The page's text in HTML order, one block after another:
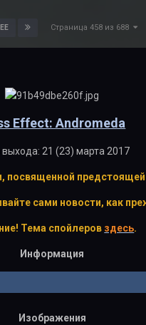
Страница 458 из 688
Effect: Andromeda
21 (23) марта 2017
предстоящей
сами новости, как
Тема спойлеров здесь.
Информация
Изображения